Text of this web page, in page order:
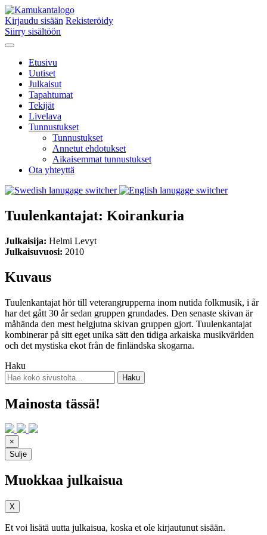
Kirjaudu sisään Rekisteröidy
Siirry sisältöön
Etusivu
Uutiset
Julkaisut
Tapahtumat
Tekijät
Livelava
Tunnustukset
Tunnustukset
Annetut ehdotukset
Aikaisemmat tunnustukset
Ota yhteyttä
Tuulenkantajat: Koirankuria
Julkaisija: Helmi Levyt
Julkaisuvuosi: 2010
Kuvaus
Tuulenkantajat hör till veterangrupperna inom nutida folkmusik, i år
har det gått 30 år sedan gruppen grundades. Den senaste skivan är
måhända den mest helgjutna skivan gruppen gjort. Tuulenkantajat
kombinerar på sitt eget unika sätt den tidiga arkaiska musikvärlden
och det mystiska ekot från de finländska skogarna.
Haku
Mainosta tässä!
×
Sulje
Muokkaa julkaisua
X
Et voi lisätä uutta julkaisua, koska et ole kirjautunut sisään.